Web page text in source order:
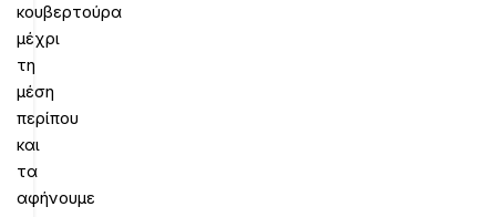
κουβερτούρα
μέχρι
τη
μέση
περίπου
και
τα
αφήνουμε